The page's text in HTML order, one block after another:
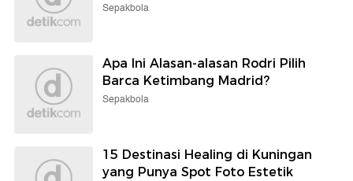
Sepakbola
Apa Ini Alasan-alasan Rodri Pilih
Barca Ketimbang Madrid?
Sepakbola
15 Destinasi Healing di Kuningan
yang Punya Spot Foto Estetik